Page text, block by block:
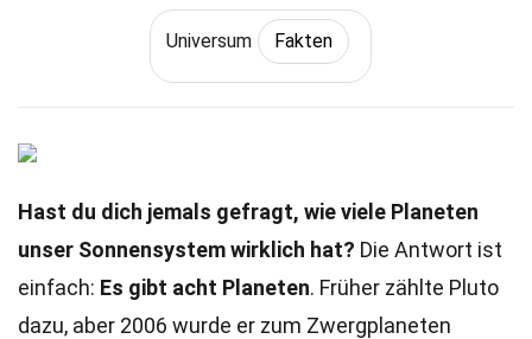
Universum Fakten
Hast du dich jemals gefragt, wie viele Planeten
unser Sonnensystem wirklich hat? Die Antwort ist
einfach: Es gibt acht Planeten. Früher zählte Pluto
dazu, aber 2006 wurde er zum Zwergplaneten